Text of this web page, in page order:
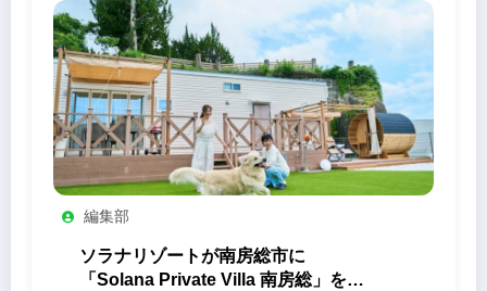
編集部
ソラナリゾートが南房総市に
「Solana Private Villa 南房総」を開